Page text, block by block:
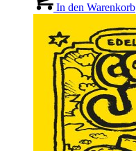
In den Warenkorb